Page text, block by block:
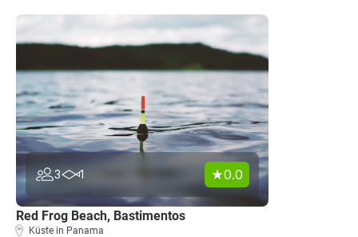
3 1 0.0
Red Frog Beach, Bastimentos
Küste in Panama